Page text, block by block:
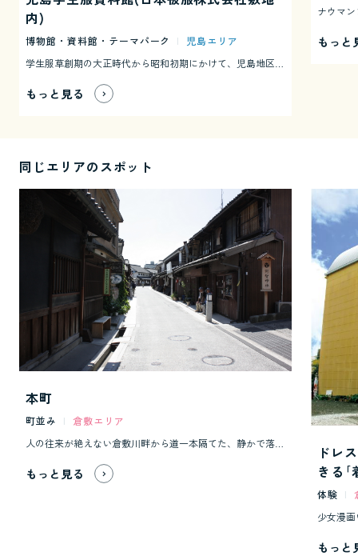
内)
博物館・資料館・テーマパーク |
児島エリア
もっと見る
もっと
同じエリアのスポット
本町
町並み | 倉敷エリア
もっと見る
ドレ
きる｢
体験 |
もっと